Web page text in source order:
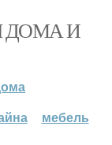
ДОМА И
мебель